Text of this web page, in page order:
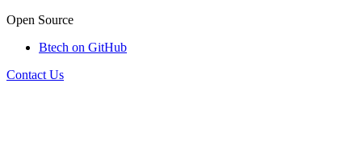
Open Source
Btech on GitHub
Contact Us